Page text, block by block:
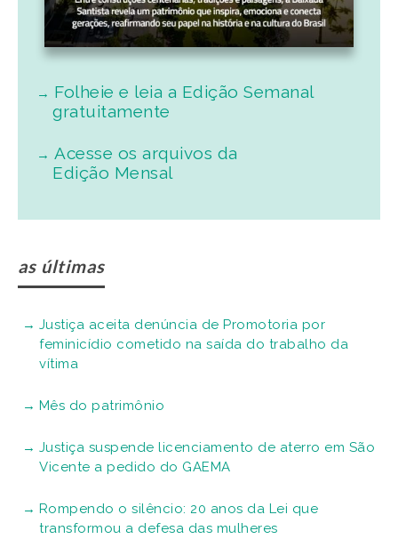
Folheie e leia a Edição Semanal
gratuitamente
Acesse os arquivos da
Edição Mensal
as últimas
Justiça aceita denúncia de Promotoria por
feminicídio cometido na saída do trabalho da
vítima
Mês do patrimônio
Justiça suspende licenciamento de aterro em São
Vicente a pedido do GAEMA
Rompendo o silêncio: 20 anos da Lei que
transformou a defesa das mulheres